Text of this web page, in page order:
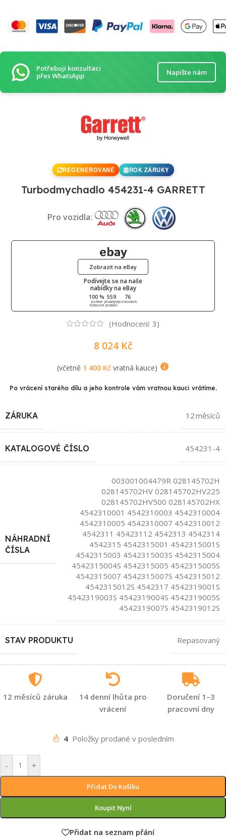
Potřebuji konzultaci
přes WhatsApp
Napište nám
REGENEROVANÉ ROK ZÁRUKY
Turbodmychadlo 454231-4 GARRETT
Pro vozidla:
Podívejte se na naše
nabídky na eBay
100 %
pozitivní
hodnocení
559
prodaných
produktů
76
pozorovatelů
Zobrazit na eBay
(Hodnocení: 3)
8 024 Kč
(včetně 1 400 Kčvratná kauce)
Po vrácení starého dílu a jeho kontrole vám vratnou kauci vrátíme.
ZÁRUKA 12 měsíců
KATALOGOVÉ ČÍSLO 454231-4
NÁHRADNÍ
ČÍSLA
003001004479R 028145702H
028145702HV 028145702HV225
028145702HV500 028145702HX
4542310001 4542310003 4542310004
4542310005 4542310007 4542310012
4542311 45423112 4542313 4542314
4542315 4542315001 4542315001S
4542315003 4542315003S 4542315004
4542315004S 4542315005 4542315005S
4542315007 4542315007S 4542315012
4542315012S 4542317 4542319001S
4542319003S 4542319004S 4542319005S
4542319007S 4542319012S
STAV PRODUKTU Repasovaný
12 měsíců záruka
14 denní lhůta pro
vrácení
Doručení 1–3
pracovní dny
4 Položky prodané v posledním
- +
Přidat Do Košíku
Koupit Nyní
Přidat na seznam přání